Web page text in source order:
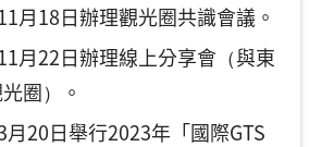
月18日辦理觀光圈共識會議。
月22日辦理線上分享會（與東
圈）。
月20日舉行2023年「國際GTS